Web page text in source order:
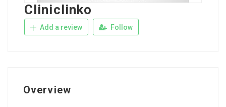
Cliniclinko
Add a review Follow
Overview